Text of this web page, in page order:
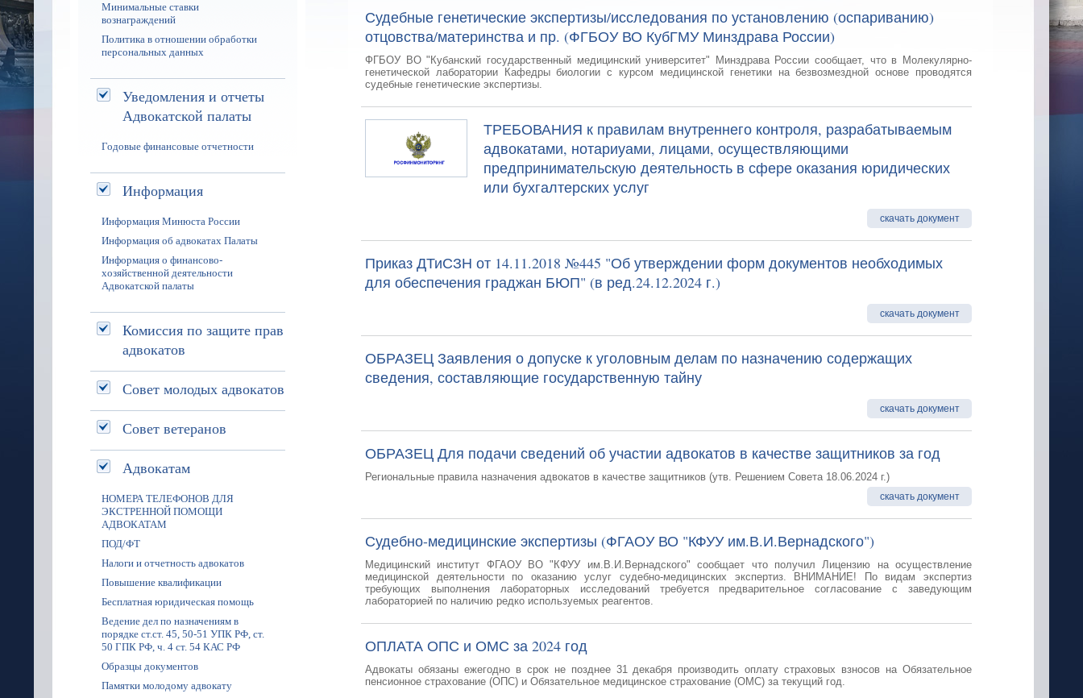
Судебные генетические экспертизы/исследования по установлению (оспариванию)
отцовства/материнства и пр. (ФГБОУ ВО КубГМУ Минздрава России)
ФГБОУ ВО "Кубанский государственный медицинский университет" Минздрава России сообщает, что в Молекулярно-
генетической лаборатории Кафедры биологии с курсом медицинской генетики на безвозмездной основе проводятся
судебные генетические экспертизы.
ТРЕБОВАНИЯ к правилам внутреннего контроля, разрабатываемым
адвокатами, нотариуами, лицами, осуществляющими
предпринимательскую деятельность в сфере оказания юридических
или бухгалтерских услуг
скачать документ
Приказ ДТиСЗН от 14.11.2018 №445 "Об утверждении форм документов необходимых
для обеспечения граджан БЮП" (в ред.24.12.2024 г.)
скачать документ
ОБРАЗЕЦ Заявления о допуске к уголовным делам по назначению содержащих
сведения, составляющие государственную тайну
скачать документ
ОБРАЗЕЦ Для подачи сведений об участии адвокатов в качестве защитников за год
Региональные правила назначения адвокатов в качестве защитников (утв. Решением Совета 18.06.2024 г.)
скачать документ
Судебно-медицинские экспертизы (ФГАОУ ВО "КФУУ им.В.И.Вернадского")
Медицинский институт ФГАОУ ВО "КФУУ им.В.И.Вернадского" сообщает что получил Лицензию на осуществление
медицинской деятельности по оказанию услуг судебно-медицинских экспертиз. ВНИМАНИЕ! По видам экспертиз
требующих выполнения лабораторных исследований требуется предварительное согласование с заведующим
лабораторией по наличию редко используемых реагентов.
ОПЛАТА ОПС и ОМС за 2024 год
Адвокаты обязаны ежегодно в срок не позднее 31 декабря производить оплату страховых взносов на Обязательное
пенсионное страхование (ОПС) и Обязательное медицинское страхование (ОМС) за текущий год.
Минимальные ставки
вознаграждений
Политика в отношении обработки
персональных данных
Уведомления и отчеты
Адвокатской палаты
Годовые финансовые отчетности
Информация
Информация Минюста России
Информация об адвокатах Палаты
Информация о финансово-
хозяйственной деятельности
Адвокатской палаты
Комиссия по защите прав
адвокатов
Совет молодых адвокатов
Совет ветеранов
Адвокатам
НОМЕРА ТЕЛЕФОНОВ ДЛЯ
ЭКСТРЕННОЙ ПОМОЩИ
АДВОКАТАМ
ПОД/ФТ
Налоги и отчетность адвокатов
Повышение квалификации
Бесплатная юридическая помощь
Ведение дел по назначениям в
порядке ст.ст. 45, 50-51 УПК РФ, ст.
50 ГПК РФ, ч. 4 ст. 54 КАС РФ
Образцы документов
Памятки молодому адвокату